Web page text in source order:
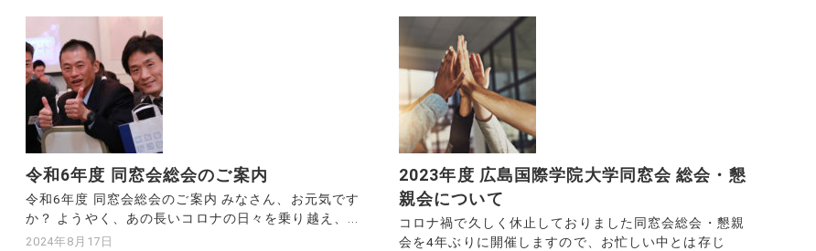
令和6年度 同窓会総会のご案内
令和6年度 同窓会総会のご案内 みなさん、お元気です
か？ ようやく、あの長いコロナの日々を乗り越え、...
2024年8月17日
2023年度 広島国際学院大学同窓会 総会・懇
親会について
コロナ禍で久しく休止しておりました同窓会総会・懇親
会を4年ぶりに開催しますので、お忙しい中とは存じ